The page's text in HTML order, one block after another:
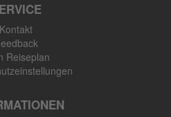
Kontakt
Reiseplan